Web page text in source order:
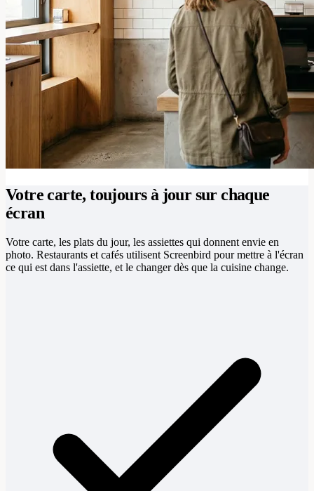
Votre carte, toujours à jour sur chaque
écran
Votre carte, les plats du jour, les assiettes qui donnent envie en
photo. Restaurants et cafés utilisent Screenbird pour mettre à l'écran
ce qui est dans l'assiette, et le changer dès que la cuisine change.